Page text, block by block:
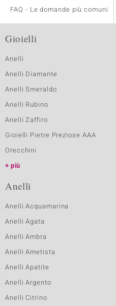
FAQ - Le domande più comuni
Gioielli
Anelli
Anelli Diamante
Anelli Smeraldo
Anelli Rubino
Anelli Zaffiro
Gioielli Pietre Preziose AAA
Orecchini
più
Anelli
Anelli Acquamarina
Anelli Agata
Anelli Ambra
Anelli Ametista
Anelli Apatite
Anelli Argento
Anelli Citrino